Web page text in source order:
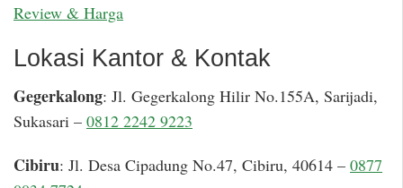
Review & Harga
Lokasi Kantor & Kontak
Gegerkalong: Jl. Gegerkalong Hilir No.155A, Sarijadi,
Sukasari – 0812 2242 9223
Cibiru: Jl. Desa Cipadung No.47, Cibiru, 40614 – 0877